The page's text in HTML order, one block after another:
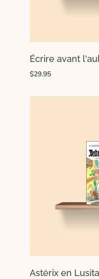
Écrire avant
$29.95
Astérix en